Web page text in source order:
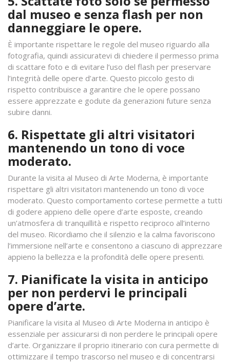
dal museo e senza flash per non
danneggiare le opere.
È importante rispettare le regole del museo riguardo alla
fotografia, quindi assicuratevi di chiedere il permesso prima
di scattare foto e di evitare l’uso del flash per preservare
l’integrità delle opere d’arte. Questo piccolo gesto di
rispetto contribuisce a garantire che le opere possano
essere apprezzate e godute da generazioni future senza
subire danni.
6. Rispettate gli altri visitatori
mantenendo un tono di voce
moderato.
Durante la visita al Museo di Arte Moderna, è importante
rispettare gli altri visitatori mantenendo un tono di voce
moderato. Questo comportamento cortese permette a tutti
di godere appieno delle opere d’arte esposte, creando
un’atmosfera di tranquillità e rispetto reciproco all’interno
del museo. Ricordiamo che il silenzio e la calma favoriscono
l’immersione nell’arte e consentono a ciascuno di apprezzare
appieno la bellezza e la profondità delle opere presenti.
7. Pianificate la visita in anticipo
per non perdervi le principali
opere d’arte.
Pianificare la visita al Museo di Arte Moderna in anticipo è
essenziale per assicurarsi di non perdere le principali opere
d’arte. Organizzare il proprio itinerario con cura permette di
ottimizzare il tempo trascorso nel museo e di concentrarsi